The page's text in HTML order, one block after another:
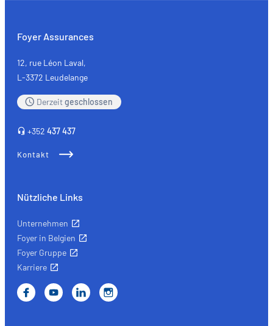
Foyer Assurances
12, rue Léon Laval,
L-3372 Leudelange
Derzeitgeschlossen
+352 437 437
Kontakt
Nützliche Links
Unternehmen
Foyer in Belgien
Foyer Gruppe
Karriere